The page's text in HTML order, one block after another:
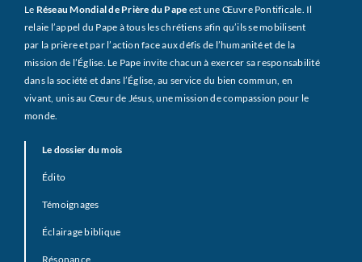
Le Réseau Mondial de Prière du Pape est une Œuvre Pontificale. Il
relaie l’appel du Pape à tous les chrétiens afin qu’ils se mobilisent
par la prière et par l’action face aux défis de l’humanité et de la
mission de l’Église. Le Pape invite chacun à exercer sa responsabilité
dans la société et dans l’Église, au service du bien commun, en
vivant, unis au Cœur de Jésus, une mission de compassion pour le
monde.
Le dossier du mois
Édito
Témoignages
Éclairage biblique
Résonance